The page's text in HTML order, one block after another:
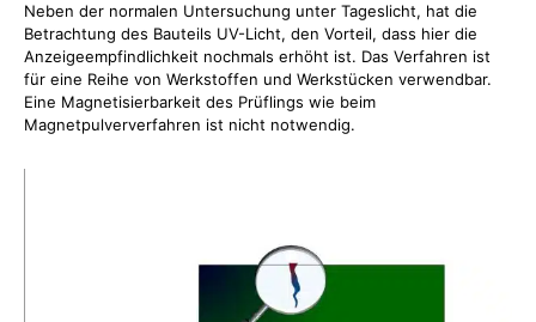
Neben der normalen Untersuchung unter Tageslicht, hat die
Betrachtung des Bauteils UV-Licht, den Vorteil, dass hier die
Anzeigeempfindlichkeit nochmals erhöht ist. Das Verfahren ist
für eine Reihe von Werkstoffen und Werkstücken verwendbar.
Eine Magnetisierbarkeit des Prüflings wie beim
Magnetpulververfahren ist nicht notwendig.